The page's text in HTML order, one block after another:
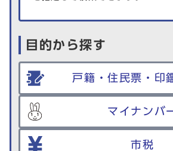
目的から探す
戸籍・住民票・印
マイナンバ
市税